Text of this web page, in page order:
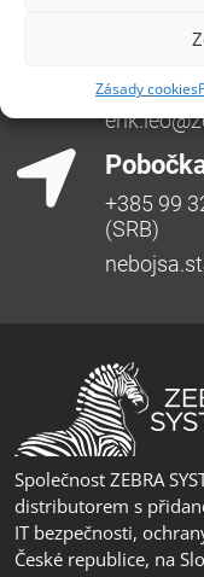
Zásady cookies
+421 917
+385 99
(SRB)
Společnost ZEBRA
distributorem s
IT bezpečnosti,
České republice, na